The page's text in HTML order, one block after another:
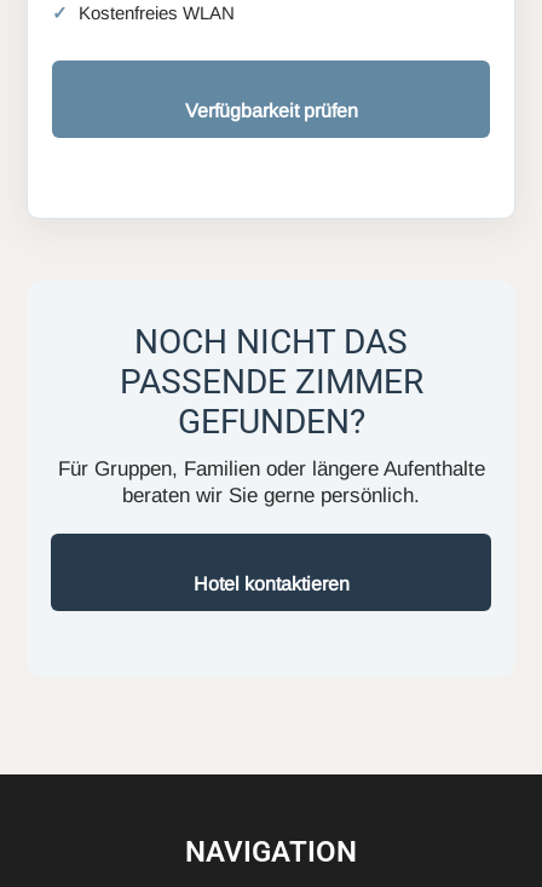
Kostenfreies WLAN
Verfügbarkeit prüfen
NOCH NICHT DAS
PASSENDE ZIMMER
GEFUNDEN?
Für Gruppen, Familien oder längere Aufenthalte
beraten wir Sie gerne persönlich.
Hotel kontaktieren
NAVIGATION